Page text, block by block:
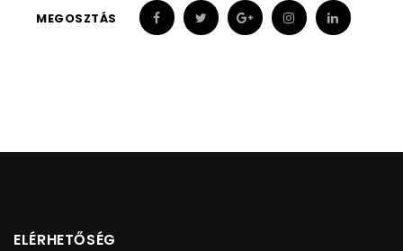
MEGOSZTÁS
ELÉRHETŐSÉG